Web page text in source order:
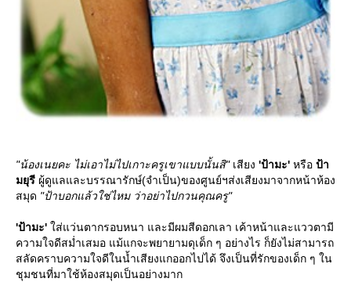
"น้องเนยคะ ไม่เอาไม่ไปเกาะครูเขาแบบนั้นสิ"เสียง 'ป้ามะ' หรือ ป้า
มยุรี ผู้ดูแลและบรรณารักษ์(จำเป็น)ของศูนย์ฯส่งเสียงมาจากหน้าห้อง
สมุด "ป้าบอกแล้วใช่ไหม ว่าอย่าไปกวนคุณครู"
'ป้ามะ' ส่แว่นตากรอบหนา และมีผมสีดอกเลา เค้าหน้าและแววตามี
ความใจดีสม่ำเสมอ แม้แกจะพยายามดุเด็ก ๆ อย่างไร ก็ยังไม่สามารถ
สลัดคราบความใจดีในน้ำเสียงแกออกไปได้ จึงเป็นที่รักของเด็ก ๆ ใน
ชุมชนที่มาใช้ห้องสมุดเป็นอย่างมาก